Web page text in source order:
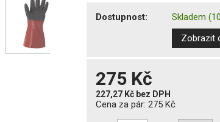
Dostupnost: Skladem
Zobrazit
275 Kč
227,27 Kč bez DPH
Cena za pár:275 Kč